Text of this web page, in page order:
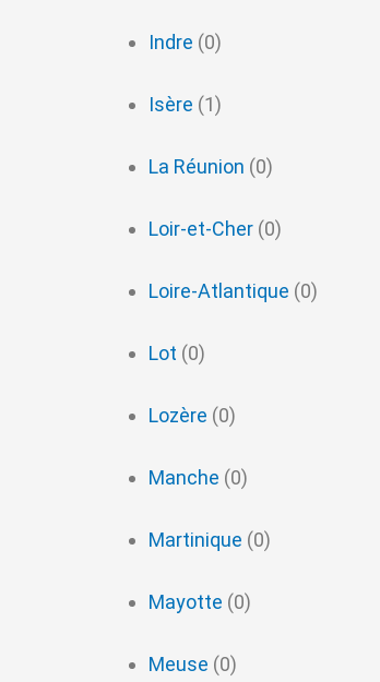
Indre (0)
Isère (1)
La Réunion (0)
Loir-et-Cher (0)
Loire-Atlantique (0)
Lot (0)
Lozère (0)
Manche (0)
Martinique (0)
Mayotte (0)
Meuse (0)